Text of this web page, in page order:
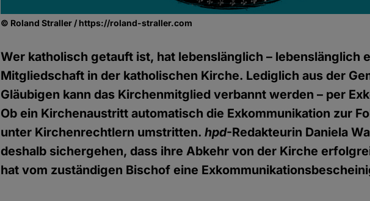
© Roland Straller / https://roland-straller.com
Wer katholisch getauft ist, hat lebenslänglich – lebenslänglich
Mitgliedschaft in der katholischen Kirche. Lediglich aus der
Gläubigen kann das Kirchenmitglied verbannt werden – per
Ob ein Kirchenaustritt automatisch die Exkommunikation zur
unter Kirchenrechtlern umstritten.hpd-Redakteurin Daniela
deshalb sichergehen, dass ihre Abkehr von der Kirche
hat vom zuständigen Bischof eine